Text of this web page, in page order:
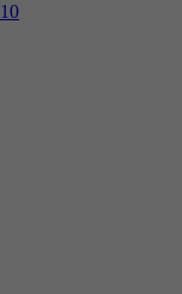
10